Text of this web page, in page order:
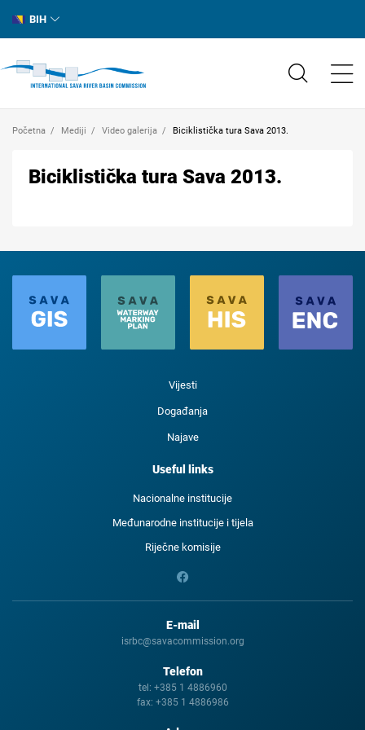
BIH
Početna Mediji Video galerija Biciklistička tura Sava 2013.
Biciklistička tura Sava 2013.
Vijesti
Događanja
Najave
Useful links
Nacionalne institucije
Međunarodne institucije i tijela
Riječne komisije
E-mail
isrbc@savacommission.org
Telefon
tel: +385 1 4886960
fax: +385 1 4886986